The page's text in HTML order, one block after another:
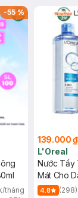
-55%
tháng
139.000 ₫
L'Oreal
Nước Tẩy
Mát Cho
400ml
4.8 (298)